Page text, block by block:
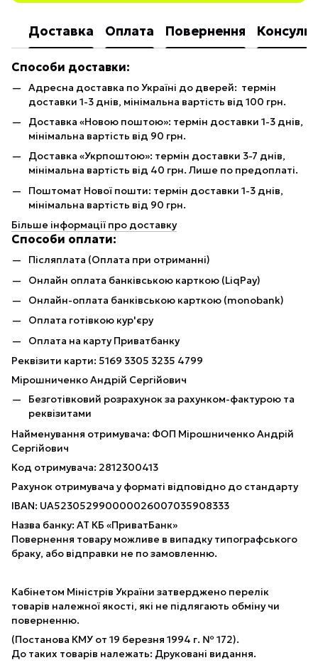
Доставка Оплата Повернення
Способи доставки:
Адресна доставка по Україні до дверей: термін
доставки 1-3 днів, мінімальна вартість від 100 грн.
Доставка «Новою поштою»: термін доставки 1-3 днів,
мінімальна вартість від 90 грн.
Доставка «Укрпоштою»: термін доставки 3-7 днів,
мінімальна вартість від 40 грн. Лише по предоплаті.
Поштомат Нової пошти: термін доставки 1-3 днів,
мінімальна вартість від 90 грн.
Більше інформації про доставку
Способи оплати:
Післяплата (Оплата при отриманні)
Онлайн оплата банківською карткою (LiqPay)
Онлайн-оплата банківською карткою (monobank)
Оплата готівкою кур'єру
Оплата на карту Приватбанку
Реквізити карти: 5169 3305 3235 4799
Мірошниченко Андрій Сергійович
Безготівковий розрахунок за рахунком-фактурою та
реквізитами
Найменування отримувача: ФОП Мірошниченко Андрій
Сергійович
Код отримувача: 2812300413
Рахунок отримувача у форматі відповідно до стандарту
IBAN: UA523052990000026007035908333
Назва банку: АТ КБ «ПриватБанк»
Повернення товару можливе в випадку типографського
браку, або відправки не по замовленню.
Кабінетом Міністрів України затверджено перелік
товарів належної якості, які не підлягають обміну чи
поверненню.
(Постанова КМУ от 19 березня 1994 г. № 172).
До таких товарів належать: Друковані видання.